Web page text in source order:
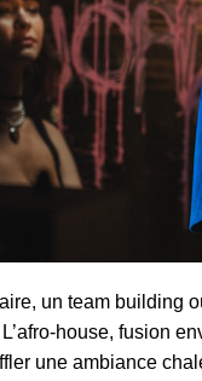
un team building
house, fusion
une ambiance